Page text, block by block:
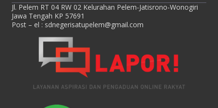
Jl. Pelem RT 04 RW 02 Kelurahan Pelem-Jatisrono-Wonogiri
Jawa Tengah KP 57691
Post – el : sdnegerisatupelem@gmail.com